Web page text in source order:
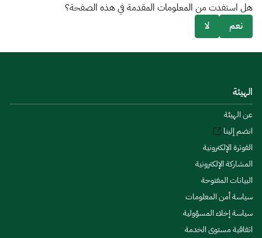
هل استفدت من المعلومات المقدمة في هذه الصفحة؟
نعم
لا
الهيئة
عن الهيئة
انضم إلينا
الفوترة الإلكترونية
المشاركة الإلكترونية
البيانات المفتوحة
سياسة أمن المعلومات
سياسة إخلاء المسؤولية
اتفاقية مستوى الخدمة